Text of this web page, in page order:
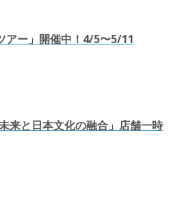
アー」開催中！4/5〜5/11
来と日本文化の融合」店舗一時